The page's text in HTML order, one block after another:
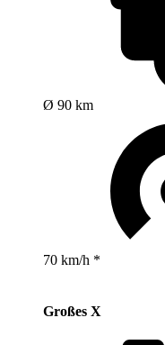
Ø 90 km
70 km/h *
Großes X